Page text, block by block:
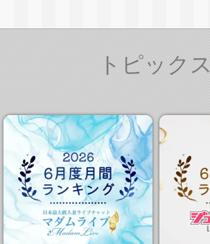
トピックス